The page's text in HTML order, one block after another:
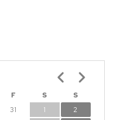
F S
S
31 1
2
Pagination